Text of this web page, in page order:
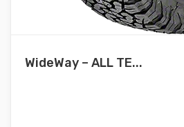
WideWay – ALL TE...